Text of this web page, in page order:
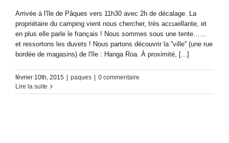
Arrivée à l'île de Pâques vers 11h30 avec 2h de décalage. La
propriétaire du camping vient nous chercher, très accueillante, et
en plus elle parle le français ! Nous sommes sous une tente……
et ressortons les duvets ! Nous partons découvrir la ''ville'' (une rue
bordée de magasins) de l'île : Hanga Roa. À proximité, [...]
février 10th, 2015 paques
0 commentaire
Lire la suite